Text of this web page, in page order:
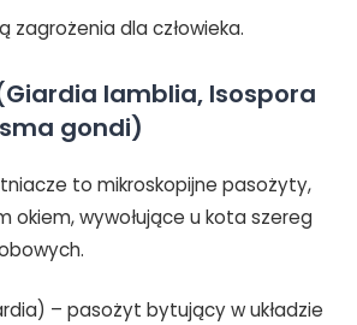
PROFESIONALISTĄ
jestem profesionalistą
zagrożenia dla człowieka.
lamblia, Isospora
gondi)
to mikroskopijne pasożyty,
okiem, wywołujące u kota szereg
– pasożyt bytujący w układzie